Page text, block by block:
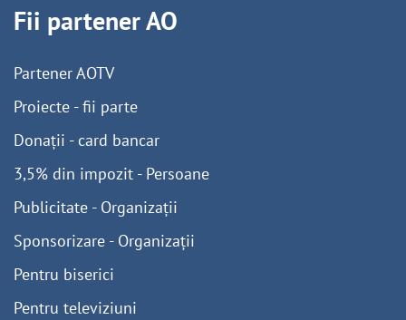
Fii partener AO
Partener AOTV
Proiecte - fii parte
Donații - card bancar
3,5% din impozit - Persoane
Publicitate - Organizații
Sponsorizare - Organizații
Pentru biserici
Pentru televiziuni